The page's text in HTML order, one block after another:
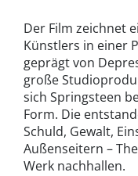
Der Film zeichnet
Künstlers in einer
geprägt von
große
sich Springsteen
Form. Die
Schuld, Gewalt,
Außenseitern –
Werk nachhallen.